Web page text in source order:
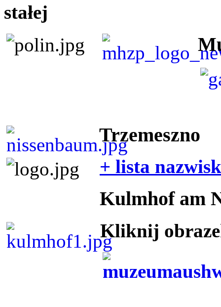
stałej
Trzemeszno
+ lista nazwisk
Kulmhof am
Kliknij